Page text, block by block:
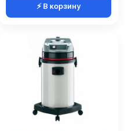
⚡ В корзину